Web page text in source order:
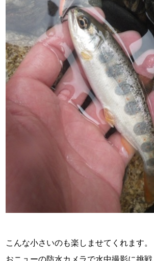
こんな小さいのも楽しませてくれます。